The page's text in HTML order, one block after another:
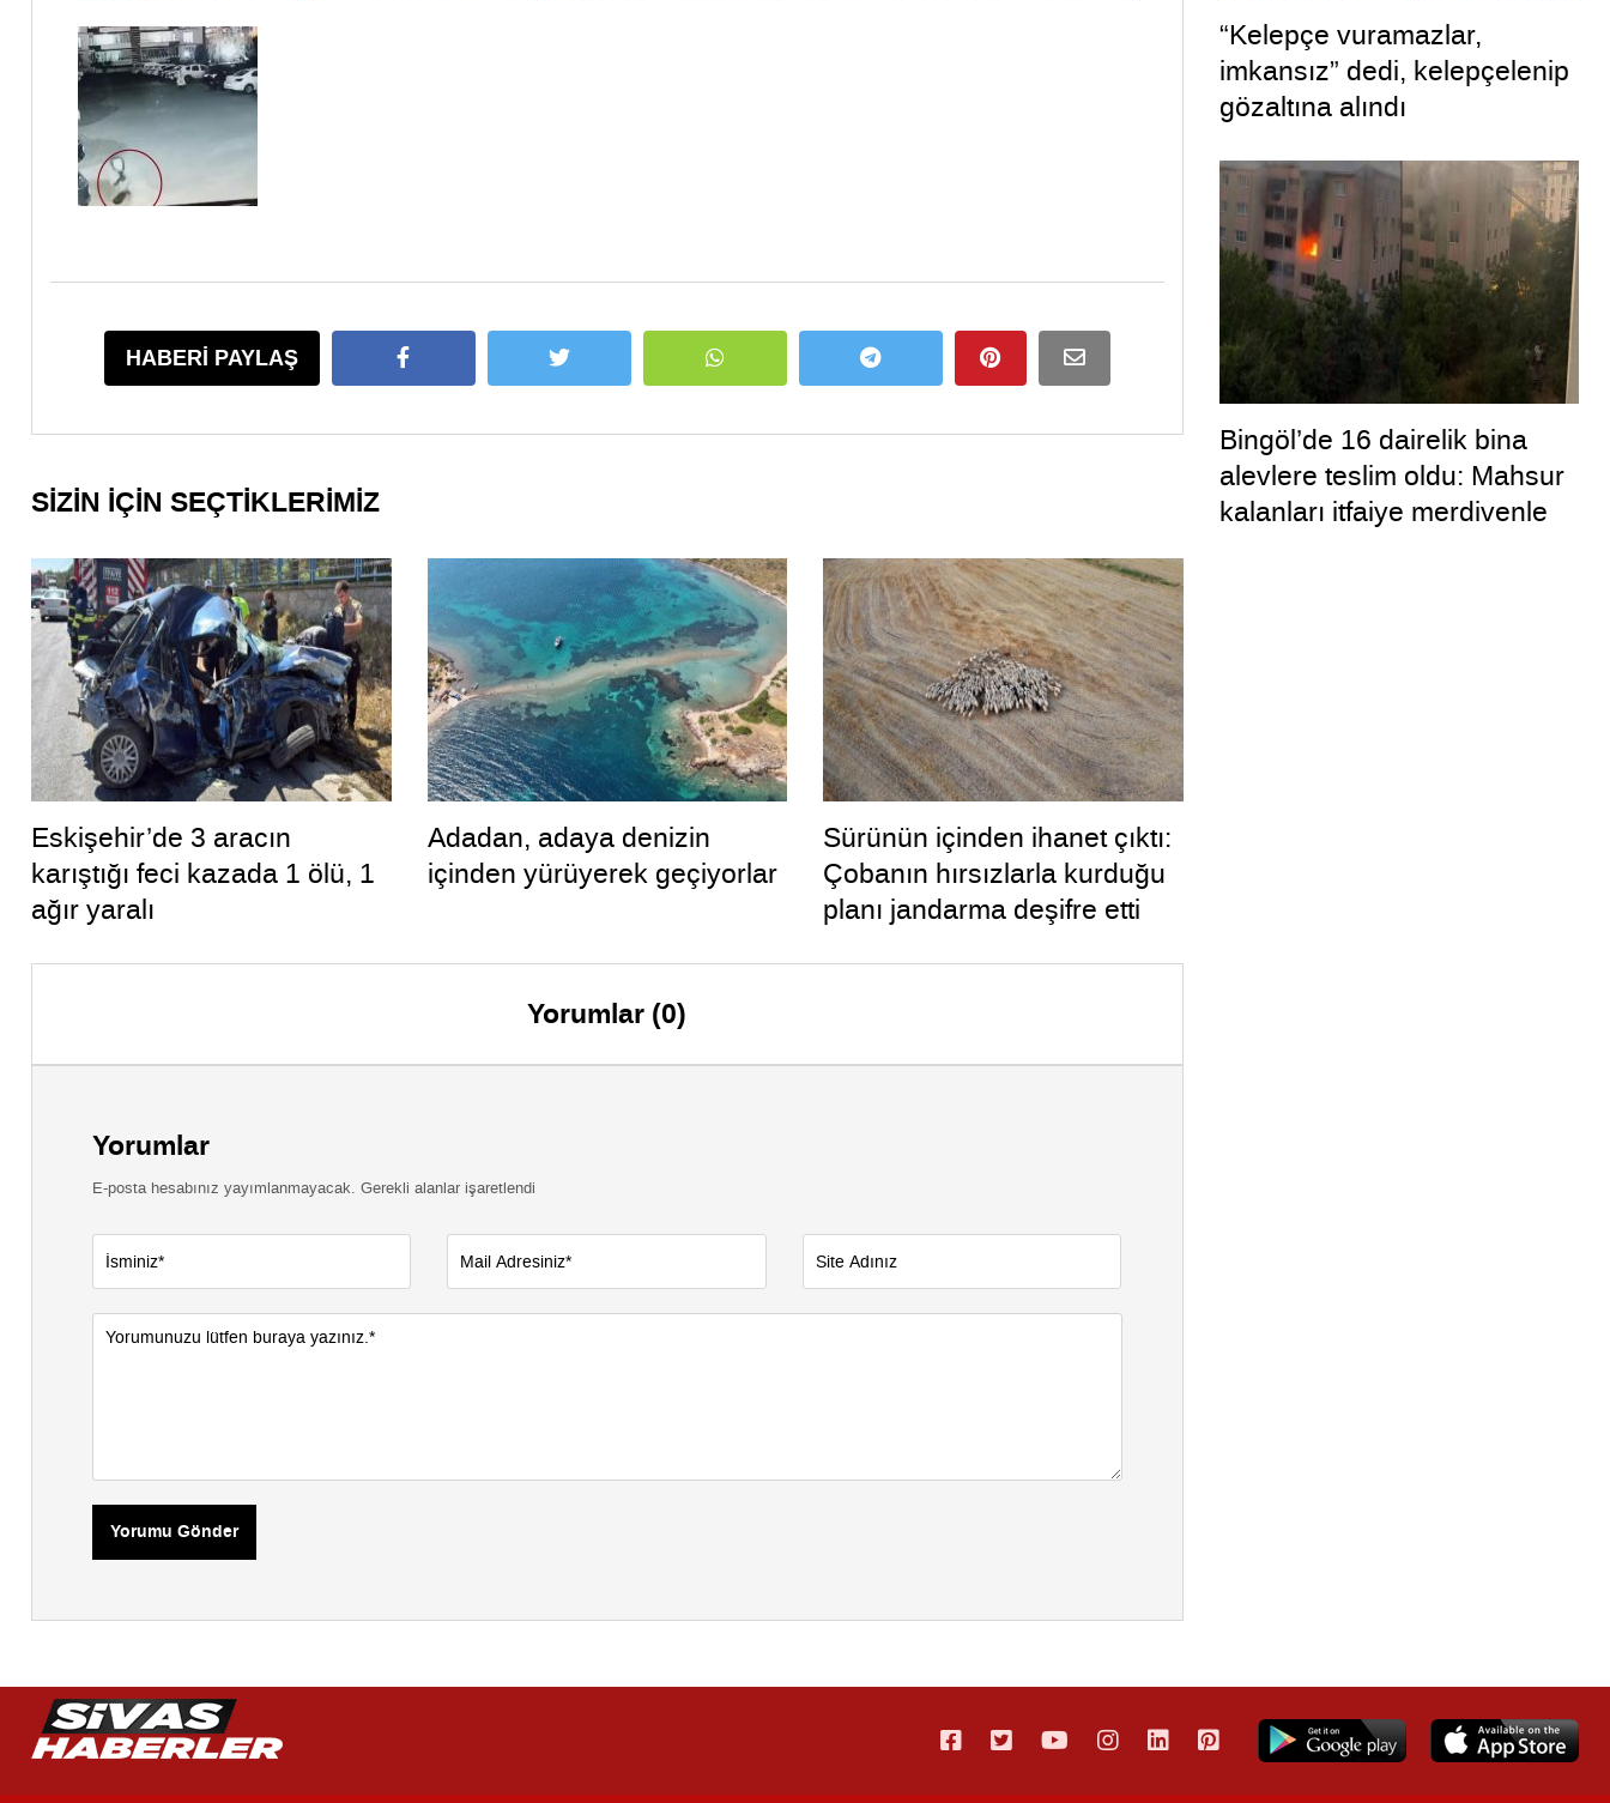
HABERİ PAYLAŞ
SİZİN İÇİN SEÇTİKLERİMİZ
Eskişehir’de 3 aracın
karıştığı feci kazada 1 ölü, 1
ağır yaralı
Adadan, adaya denizin
içinden yürüyerek geçiyorlar
Sürünün içinden ihanet çıktı:
Çobanın hırsızlarla kurduğu
planı jandarma deşifre etti
Yorumlar (0)
Yorumlar
E-posta hesabınız yayımlanmayacak. Gerekli alanlar işaretlendi
Yorumu Gönder
“Kelepçe vuramazlar,
imkansız” dedi, kelepçelenip
gözaltına alındı
Bingöl’de 16 dairelik bina
alevlere teslim oldu: Mahsur
kalanları itfaiye merdivenle